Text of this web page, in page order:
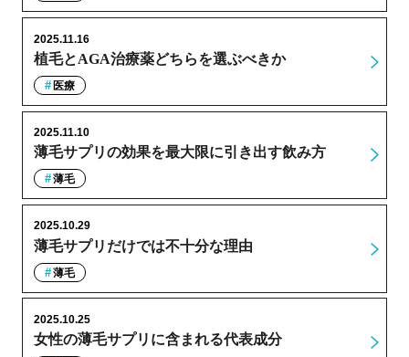
植毛とAGA治療薬どちらを選ぶべきか
2025.11.16
医療
薄毛サプリの効果を最大限に引き出す飲み方
2025.11.10
薄毛
薄毛サプリだけでは不十分な理由
2025.10.29
薄毛
女性の薄毛サプリに含まれる代表成分
2025.10.25